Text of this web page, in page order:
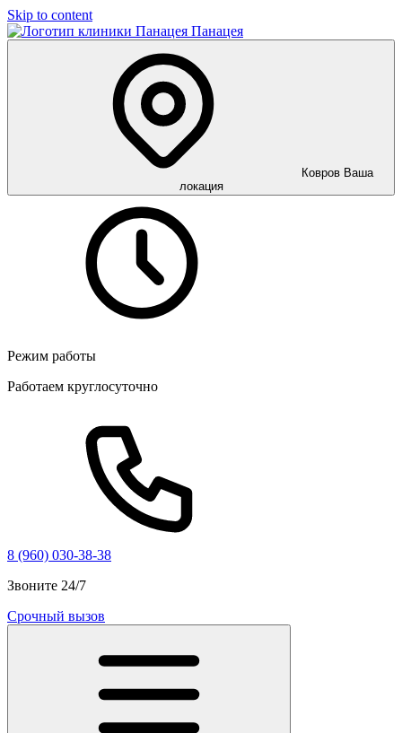
Skip to content
Панацея
Ковров Ваша
локация
Режим работы
Работаем круглосуточно
8 (960) 030-38-38
Звоните 24/7
Срочный вызов